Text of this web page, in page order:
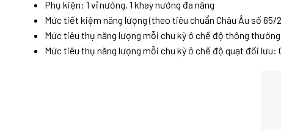
Phụ kiện: 1 vỉ nướng, 1 khay nướng đa năng
Mức tiết kiệm năng lượng (theo tiêu chuẩn Châu Âu số
Mức tiêu thụ năng lượng mỗi chu kỳ ở chế độ thông
Mức tiêu thụ năng lượng mỗi chu kỳ ở chế độ quạt đối lưu: